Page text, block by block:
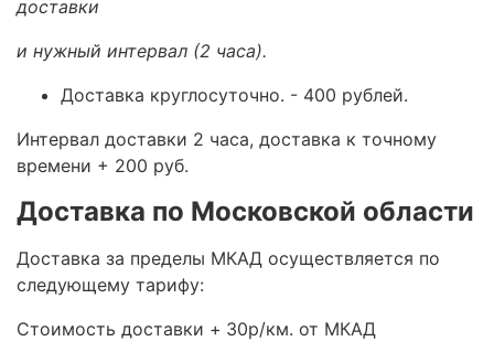
доставки
и нужный интервал (2 часа).
Доставка круглосуточно. - 400 рублей.
Интервал доставки 2 часа, доставка к точному
времени + 200 руб.
Доставка по Московской области
Доставка за пределы МКАД осуществляется по
следующему тарифу:
Стоимость доставки + 30р/км. от МКАД